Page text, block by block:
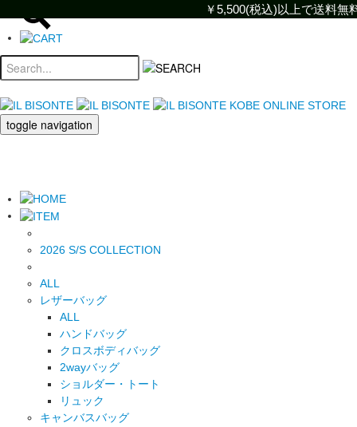
￥5,500(税込)以上で送料
toggle navigation
2026 S/S COLLECTION
ALL
レザーバッグ
ALL
ハンドバッグ
クロスボディバッグ
2wayバッグ
ショルダー・トート
リュック
キャンバスバッグ
￥5,500(税込)以上で送料無